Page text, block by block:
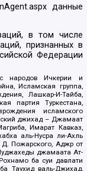
данные
в том числе
признанных в
Федерации
народов Ичкерии и
Исламская группа,
Лашкар-И-Тайба,
партия Туркестана,
исламского
джихад – Джамаат
Имарат Кавказ,
аль-Нусра ли-Ахль
Пожарского, Аджр от
джамаата Ат-
ба суи давлати
Таухид валь-Джихад,